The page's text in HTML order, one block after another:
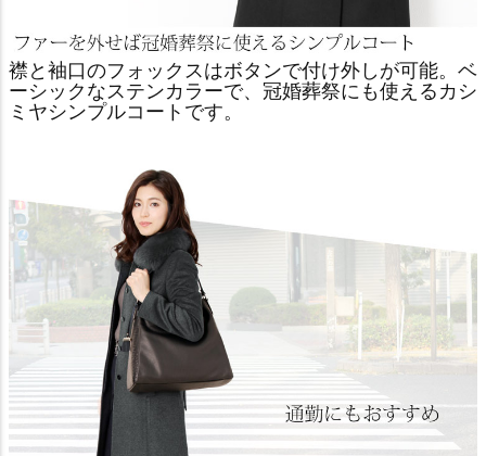
襟と袖口のフォックスはボタンで付け外しが可能。ベ
ーシックなステンカラーで、冠婚葬祭にも使えるカシ
ミヤシンプルコートです。